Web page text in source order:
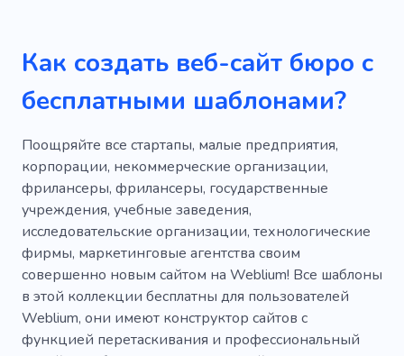
Быстрая работа
Лифт
Консалтинг
Сложный
Агентство
Следственное бюро
Помощь
Дизайн интерьера
Внешний вид
Демонстрировать
Коммерческий
Дом
Творческий
Вдохновение
Материал
Архитектор
Чакра
Выпускной
Иллюстрация
Как создать веб-сайт бюро с
бесплатными шаблонами?
Поощряйте все стартапы, малые предприятия,
корпорации, некоммерческие организации,
фрилансеры, фрилансеры, государственные
учреждения, учебные заведения,
исследовательские организации, технологические
фирмы, маркетинговые агентства своим
совершенно новым сайтом на Weblium! Все шаблоны
в этой коллекции бесплатны для пользователей
Weblium, они имеют конструктор сайтов с
функцией перетаскивания и профессиональный